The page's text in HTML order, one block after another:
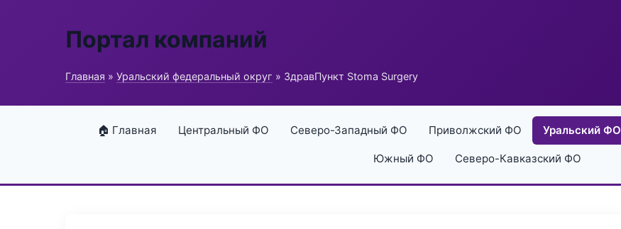
Портал компаний
Главная » Уральский федеральный округ » ЗдравПункт Stoma Surgery
🏠 Главная Центральный ФО Северо-Западный ФО Приволжский ФО Уральский ФО
Южный ФО Северо-Кавказский ФО